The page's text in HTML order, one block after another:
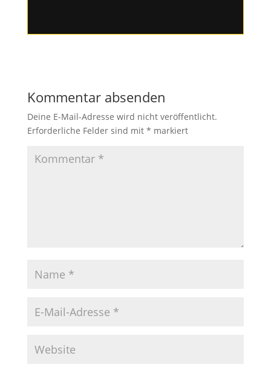
Kommentar absenden
Deine E-Mail-Adresse wird nicht veröffentlicht.
Erforderliche Felder sind mit * markiert